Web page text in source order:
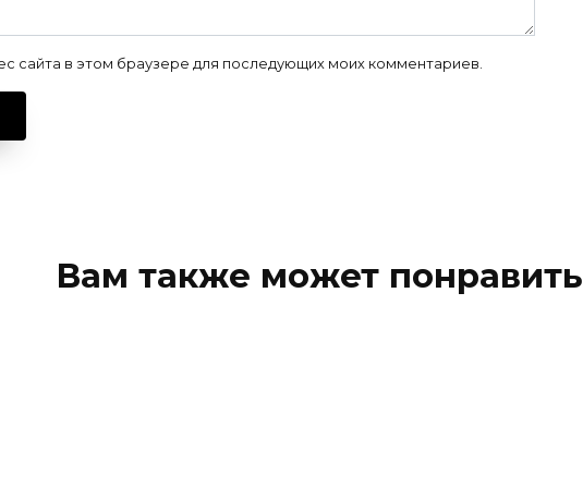
сайта в этом браузере для последующих моих комментариев.
Вам также может